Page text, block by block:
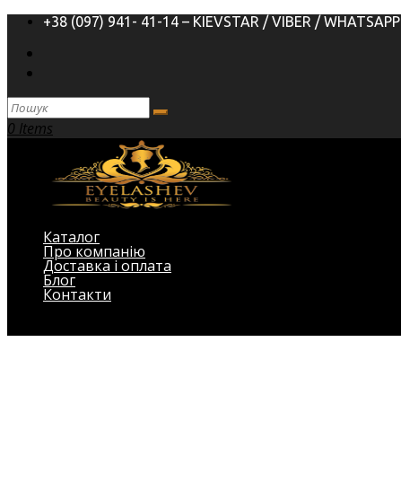
+38 (097) 941- 41-14 – KIEVSTAR / VIBER / WHATSAPP
0 Items
Каталог
Про компанію
Доставка і оплата
Блог
Контакти